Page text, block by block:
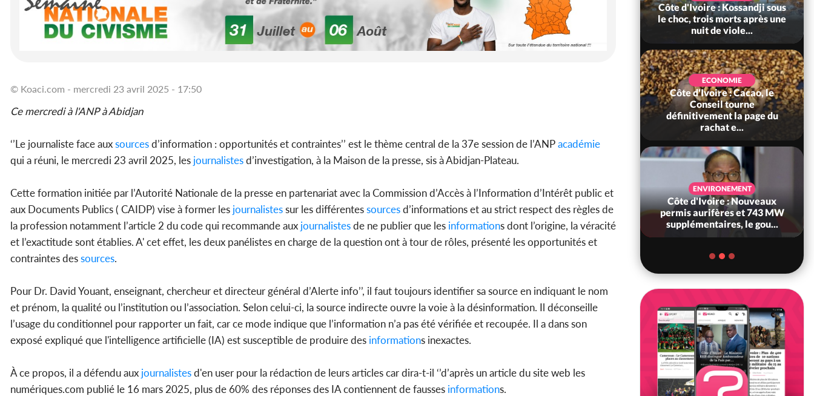
© Koaci.com - mercredi 23 avril 2025 - 17:50
Ce mercredi à l'ANP à Abidjan
‘’Le journaliste face auxsourcesd’information : opportunités et contraintes’’ est le thème central de la 37e session de l’ANPacadémie
qui a réuni, le mercredi 23 avril 2025, les journalistesd’investigation, à la Maison de la presse, sis à Abidjan-Plateau.
Cette formation initiée par l’Autorité Nationale de la presse en partenariat avec la Commission d’Accès à l’Information d’Intérêt public et
aux Documents Publics ( CAIDP) vise à former les journalistessur les différentessourcesd’informations et au strict respect des règles de
la profession notamment l’article 2 du code qui recommande aux journalistesde ne publier que les informations dont l’origine, la véracité
et l’exactitude sont établies. A' cet effet, les deux panélistes en charge de la question ont à tour de rôles, présenté les opportunités et
contraintes dessources.
Pour Dr. David Youant, enseignant, chercheur et directeur général d’Alerte info’’, il faut toujours identifier sa source en indiquant le nom
et prénom, la qualité ou l’institution ou l’association. Selon celui-ci, la source indirecte ouvre la voie à la désinformation. Il déconseille
l’usage du conditionnel pour rapporter un fait, car ce mode indique que l’information n’a pas été vérifiée et recoupée. Il a dans son
exposé expliqué que l'intelligence artificielle (IA) est susceptible de produire des informations inexactes.
À ce propos, il a défendu aux journalistesd'en user pour la rédaction de leurs articles car dira-t-il ‘’d’après un article du site web les
numériques.com publié le 16 mars 2025, plus de 60% des réponses des IA contiennent de fausses informations.
Côte d'Ivoire : Indépendance
2026, Yopougon coeur
battant de la célébration...
SANTÉ
Côte d'Ivoire : Réforme
sanitaire, le gouvernement
modernise ses structures...
Côte d'Ivoire : Kossandji sous
le choc, trois morts après une
nuit de viole...
ECONOMIE
Côte d'Ivoire : Cacao, le
Conseil tourne
définitivement la page du
rachat e...
ENVIRONEMENT
Côte d'Ivoire : Nouveaux
permis aurifères et 743 MW
supplémentaires, le gou...